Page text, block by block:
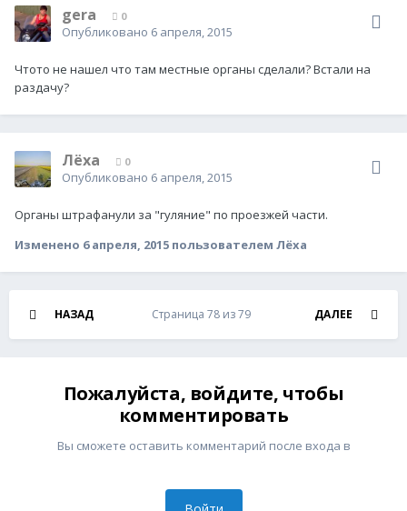
gera 0
Опубликовано 6 апреля, 2015
Чтото не нашел что там местные органы сделали? Встали на
раздачу?
Лёха 0
Опубликовано 6 апреля, 2015
Органы штрафанули за "гуляние" по проезжей части.
Изменено 6 апреля, 2015 пользователем Лёха
НАЗАД ДАЛЕЕ
Страница 78 из 79
Пожалуйста, войдите, чтобы
комментировать
Вы сможете оставить комментарий после входа в